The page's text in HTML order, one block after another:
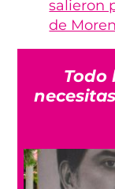
salieron
de
Todo